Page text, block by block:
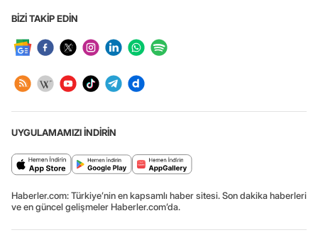
BİZİ TAKİP EDİN
UYGULAMAMIZI İNDİRİN
Haberler.com: Türkiye’nin en kapsamlı haber sitesi. Son dakika haberleri
ve en güncel gelişmeler Haberler.com’da.